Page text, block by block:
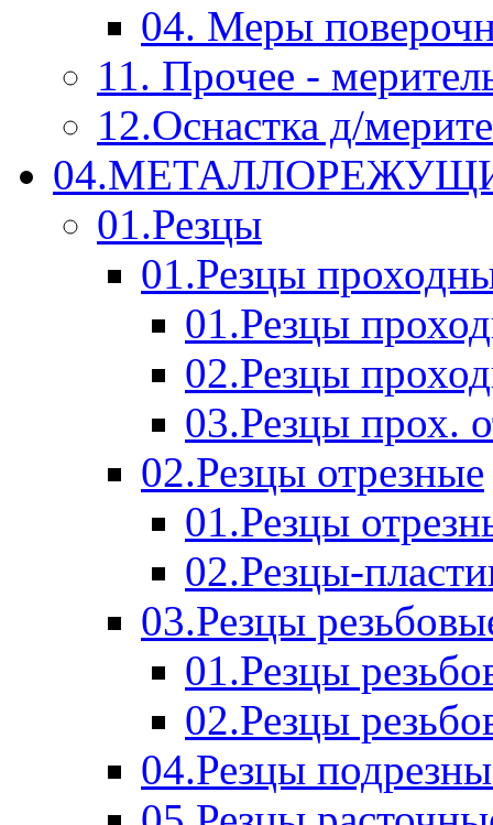
04. Меры
11. Прочее -
12.Оснастка д/
01.Резцы
01.Резцы
01.Резцы
02.Резцы
03.Резцы прох.
02.Резцы отрезные
01.Резцы
02.Резцы-
03.Резцы
01.Резцы
02.Резцы
04.Резцы